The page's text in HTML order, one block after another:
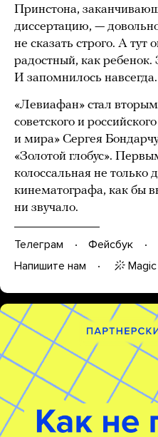
Принстона,
диссертацию, —
не сказать строго. А тут
радостный, как ребенок.
И запомнилось навсегда.
«Левиафан» стал
советского и
и мира» Сергея
«Золотой глобус».
колоссальная не только
кинематографа, как бы
ни звучало.
Телеграм Фейсбук
Напишите нам